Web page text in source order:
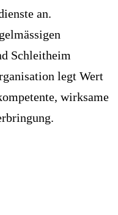
an.
Schleitheim
legt Wert
wirksame